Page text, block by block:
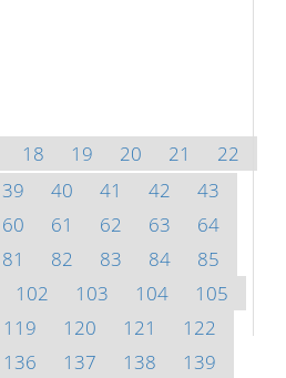
18 19 20 21
22
39 40 41 42
43
60 61 62 63
64
81 82 83 84
85
102 103 104
105
119 120 121
122
136 137 138
139